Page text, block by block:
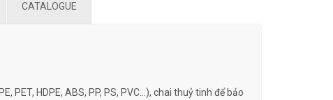
CATALOGUE
HDPE, ABS, PP, PS, PVC…), chai thuỷ tinh để bảo